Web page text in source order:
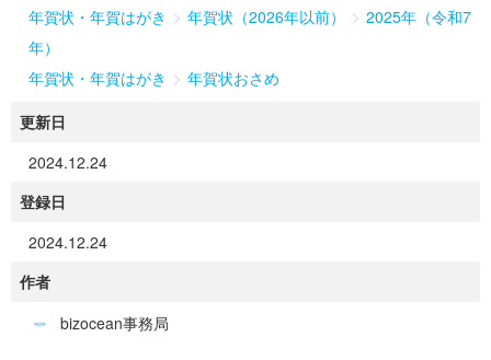
年賀状・年賀はがき > 年賀状（2026年以前） > 2025年（令和7
年）
年賀状・年賀はがき > 年賀状おさめ
更新日
2024.12.24
登録日
2024.12.24
作者
bizocean事務局